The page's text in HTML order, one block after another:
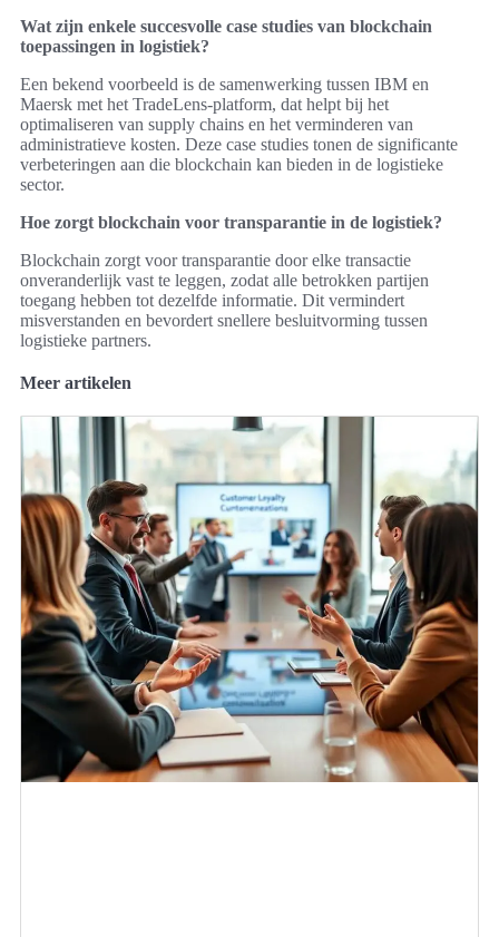
Wat zijn enkele succesvolle case studies van blockchain
toepassingen in logistiek?
Een bekend voorbeeld is de samenwerking tussen IBM en
Maersk met het TradeLens-platform, dat helpt bij het
optimaliseren van supply chains en het verminderen van
administratieve kosten. Deze case studies tonen de significante
verbeteringen aan die blockchain kan bieden in de logistieke
sector.
Hoe zorgt blockchain voor transparantie in de logistiek?
Blockchain zorgt voor transparantie door elke transactie
onveranderlijk vast te leggen, zodat alle betrokken partijen
toegang hebben tot dezelfde informatie. Dit vermindert
misverstanden en bevordert snellere besluitvorming tussen
logistieke partners.
Meer artikelen